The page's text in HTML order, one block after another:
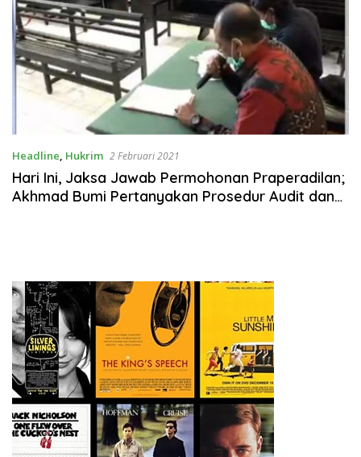
Headline, Hukrim 2 Februari 2021
Hari Ini, Jaksa Jawab Permohonan Praperadilan;
Akhmad Bumi Pertanyakan Prosedur Audit dan